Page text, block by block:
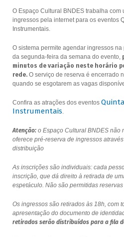
O Espaço Cultural BNDES trabalha com
ingressos pela internet para os eventos
Instrumentais.
O sistema permite agendar ingressos
da segunda-feira da semana do evento,
minutos de variação neste horário
rede.O serviço de reserva é encerrado
quando se esgotarem as vagas
Confira as atrações dos eventos
Instrumentais.
Atenção:o Espaço Cultural BNDES não
oferece pré-reserva de ingressos
distribuição
As inscrições são individuais: cada
inscrição, que dá direito à retirada de
espetáculo. Não são permitidas
Os ingressos são retirados às 18h, com
apresentação do documento de
retirados serão distribuídos para a fila